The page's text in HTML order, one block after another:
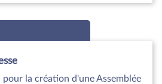
la création d'une Assemblée